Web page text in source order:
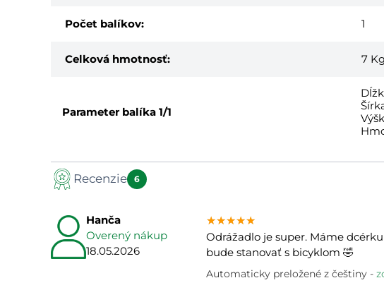
Počet balíkov: 1
Celková hmotnosť: 7 Kg
Parameter balíka 1/1
Recenzie 6
Hanča
Overený nákup
18.05.2026
★★★★★
★★★★★
★★★★★
Odrážadlo je super. Máme
bude stanovať s bicyklom 🤣
Automaticky preložené z češtiny